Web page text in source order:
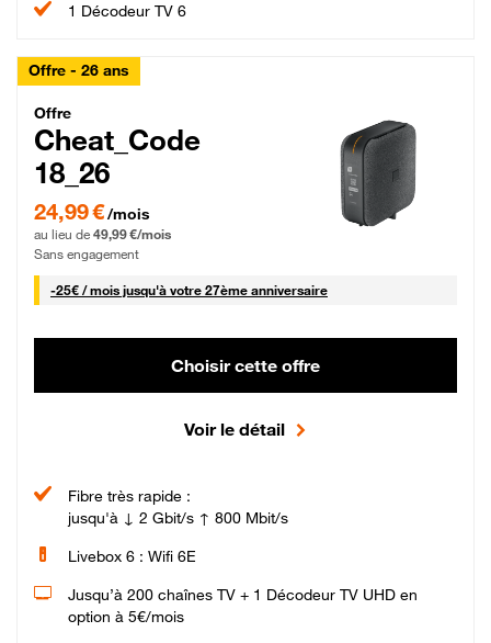
1 Décodeur TV 6
Offre - 26 ans
Cheat_Code Fibre_18_26
Offre
Cheat_Code
18_26
24,99 € par mois pendant 0 mois puis 49,99 € par mois, Sans engagement
24,99 €/mois
au lieu de 49,99 €/mois
Sans engagement
-25€ / mois25 € par mois
jusqu'à votre 27ème anniversaire
Choisir cette offre
Voir le détail
Fibre très rapide :
jusqu'à ↓ 2 Gbit/s ↑ 800 Mbit/s
Livebox 6 : Wifi 6E
Jusqu’à 200 chaînes TV + 1 Décodeur TV UHD en
option à 5€/mois